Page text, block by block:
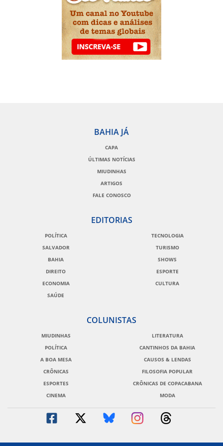
BAHIA JÁ
CAPA
ÚLTIMAS NOTÍCIAS
MIUDINHAS
ARTIGOS
FALE CONOSCO
EDITORIAS
POLÍTICA
SALVADOR
BAHIA
DIREITO
ECONOMIA
SAÚDE
TECNOLOGIA
TURISMO
SHOWS
ESPORTE
CULTURA
COLUNISTAS
MIUDINHAS
POLÍTICA
A BOA MESA
CRÔNICAS
ESPORTES
CINEMA
LITERATURA
CANTINHOS DA BAHIA
CAUSOS & LENDAS
FILOSOFIA POPULAR
CRÔNICAS DE COPACABANA
MODA